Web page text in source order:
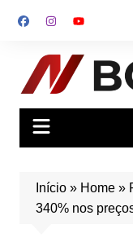
para
conteúdo
Início» Home»
340% nos